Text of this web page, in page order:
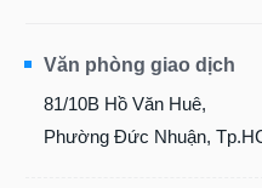
Văn phòng giao dịch
81/10B Hồ Văn Huê,
Phường Đức Nhuận,